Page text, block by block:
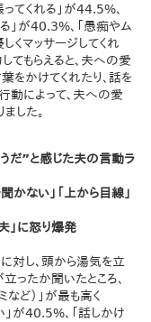
てくれる」が44.5%、
る」が40.3%、「愚痴やム
くマッサージしてくれ
てもらえると、夫への愛
をかけてくれたり、話を
動によって、夫への愛
した。
だ”と感じた夫の言動ラ
かない」「上から目線」
」に怒り爆発
対し、頭から湯気を立
ったか聞いたところ、
ど）」が最も高く
が40.5%、「話しかけ